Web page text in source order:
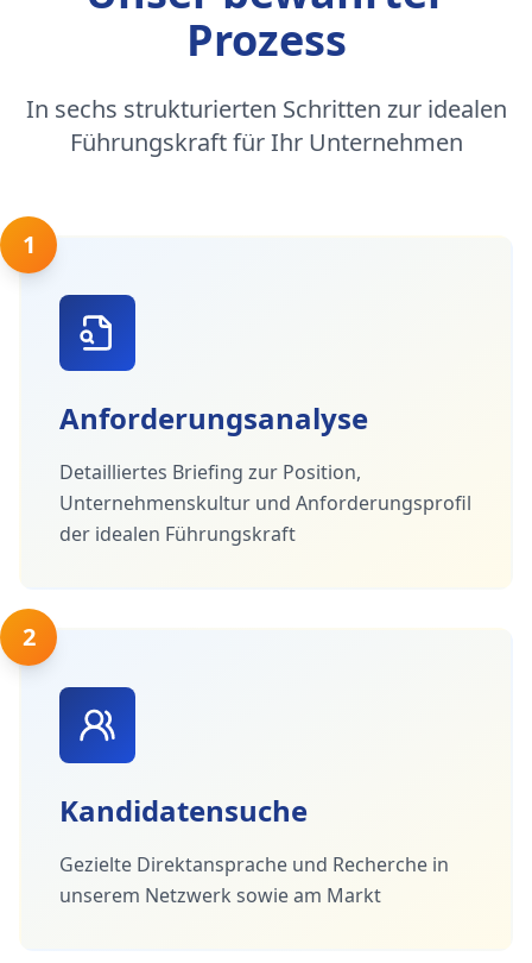
Prozess
In sechs strukturierten Schritten zur idealen
Führungskraft für Ihr Unternehmen
1
Anforderungsanalyse
Detailliertes Briefing zur Position,
Unternehmenskultur und Anforderungsprofil
der idealen Führungskraft
2
Kandidatensuche
Gezielte Direktansprache und Recherche in
unserem Netzwerk sowie am Markt